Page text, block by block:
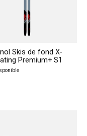
Skis de fond X-
Premium+ S1